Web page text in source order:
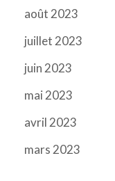
août 2023
juillet 2023
juin 2023
mai 2023
avril 2023
mars 2023